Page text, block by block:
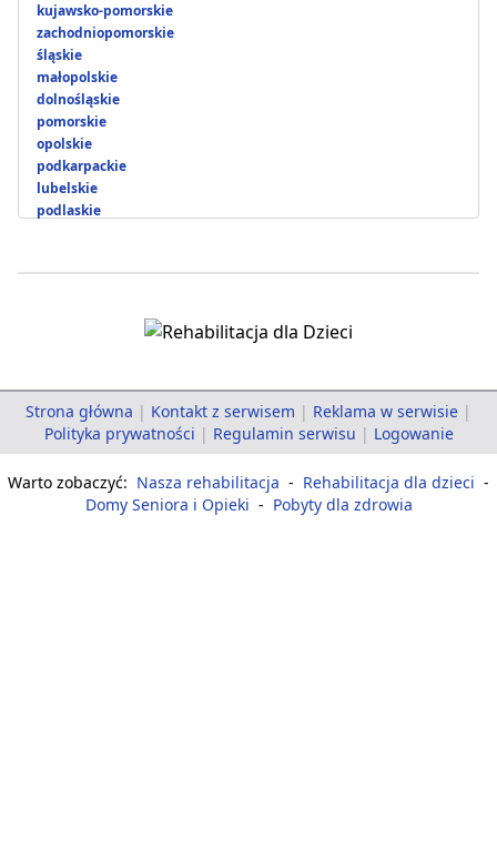
kujawsko-pomorskie
zachodniopomorskie
śląskie
małopolskie
dolnośląskie
pomorskie
opolskie
podkarpackie
lubelskie
podlaskie
Strona główna | Kontakt z serwisem | Reklama w serwisie |
Polityka prywatności | Regulamin serwisu | Logowanie
Warto zobaczyć: Nasza rehabilitacja - Rehabilitacja dla dzieci -
Domy Seniora i Opieki - Pobyty dla zdrowia